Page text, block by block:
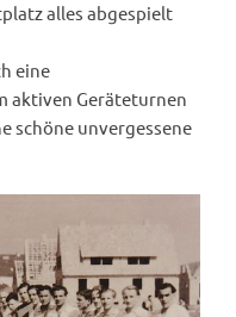
alles abgespielt
eine
aktiven Geräteturnen
schöne unvergessene